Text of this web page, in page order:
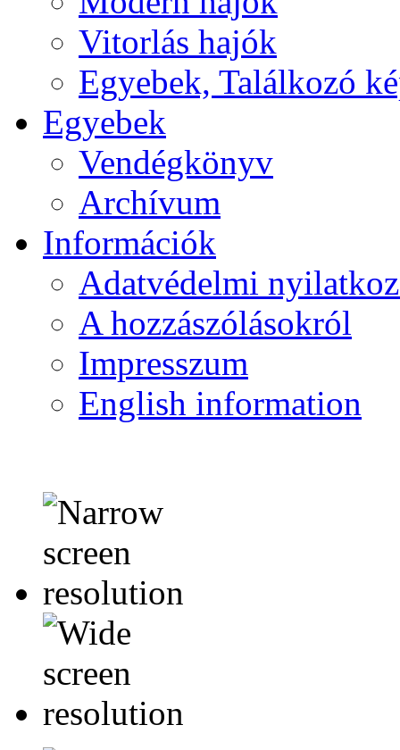
Vitorlás hajók
Egyebek, Találkozó
Egyebek
Vendégkönyv
Archívum
Információk
Adatvédelmi
A hozzászólásokról
Impresszum
English information